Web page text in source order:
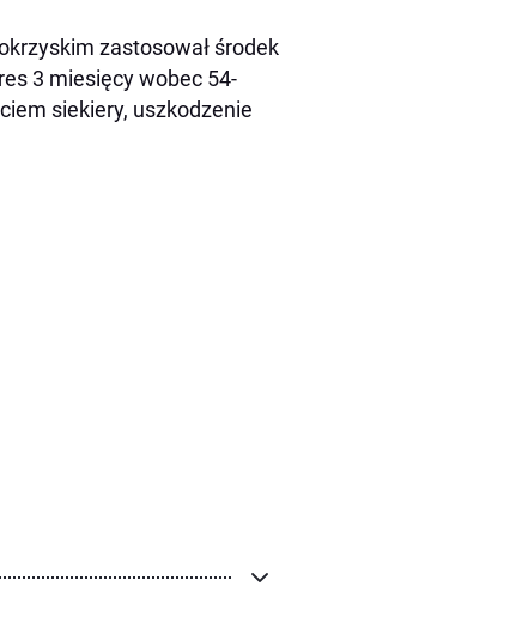
zastosował środek
3 miesięcy wobec 54-
siekiery, uszkodzenie